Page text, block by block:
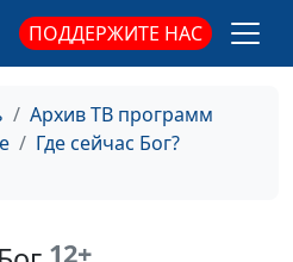
ПОДДЕРЖИТЕ НАС
Архив ТВ программ
Где сейчас Бог?
12+
Александр Камнев,